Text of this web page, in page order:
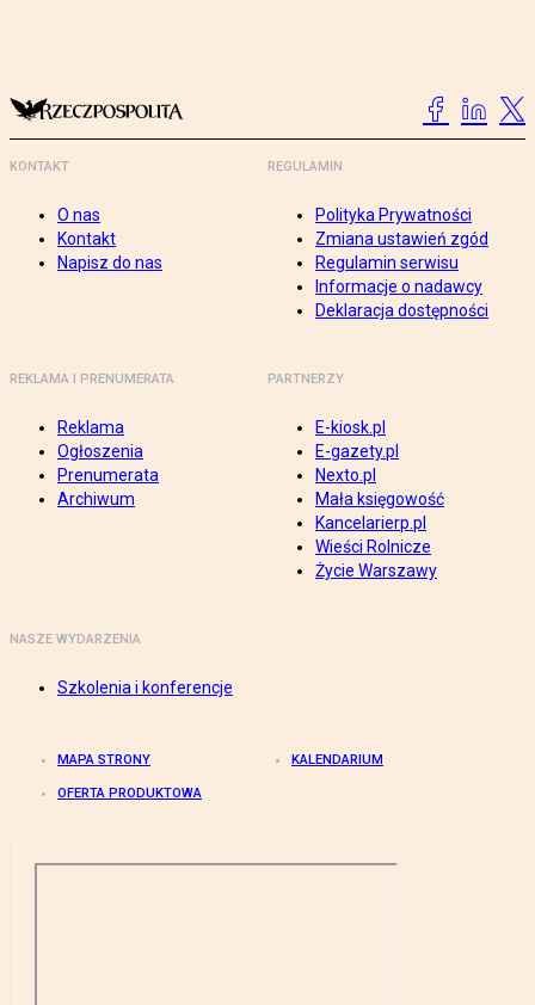
KONTAKT
O nas
Kontakt
Napisz do nas
REGULAMIN
Polityka Prywatności
Zmiana ustawień zgód
Regulamin serwisu
Informacje o nadawcy
Deklaracja dostępności
REKLAMA I PRENUMERATA
Reklama
Ogłoszenia
Prenumerata
Archiwum
PARTNERZY
E-kiosk.pl
E-gazety.pl
Nexto.pl
Mała księgowość
Kancelarierp.pl
Wieści Rolnicze
Życie Warszawy
NASZE WYDARZENIA
Szkolenia i konferencje
MAPA STRONY KALENDARIUM
OFERTA PRODUKTOWA